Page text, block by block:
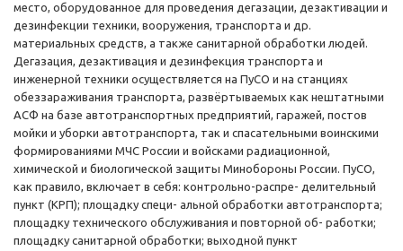
место, оборудованное для проведения дегазации, дезактивации и
дезинфекции техники, вооружения, транспорта и др.
материальных средств, а также санитарной обработки людей.
Дегазация, дезактивация и дезинфекция транспорта и
инженерной техники осуществляется на ПуСО и на станциях
обеззараживания транспорта, развёртываемых как нештатными
АСФ на базе автотранспортных предприятий, гаражей, постов
мойки и уборки автотранспорта, так и спасательными воинскими
формированиями МЧС России и войсками радиационной,
химической и биологической защиты Минобороны России. ПуСО,
как правило, включает в себя: контрольно-распре- делительный
пункт (КРП); площадку специ- альной обработки автотранспорта;
площадку технического обслуживания и повторной об- работки;
площадку санитарной обработки; выходной пункт